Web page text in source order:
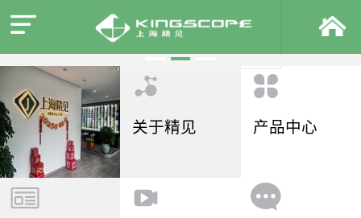
关于精见 产品中心